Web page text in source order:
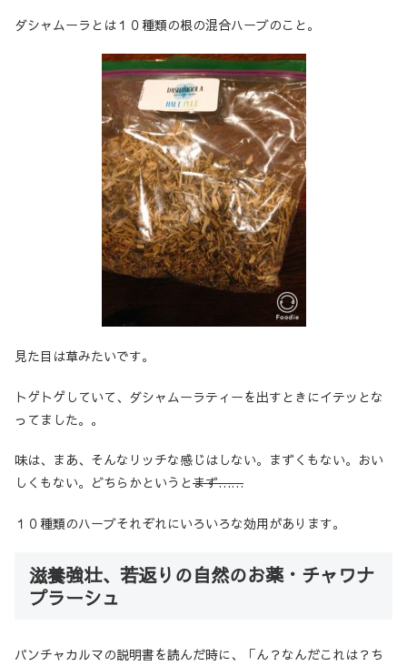
ダシャムーラとは１０種類の根の混合ハーブのこと。
見た目は草みたいです。
トゲトゲしていて、ダシャムーラティーを出すときにイテッとな
ってました。。
味は、まあ、そんなリッチな感じはしない。まずくもない。おい
しくもない。どちらかというとまず……
１０種類のハーブそれぞれにいろいろな効用があります。
滋養強壮、若返りの自然のお薬・チャワナ
プラーシュ
パンチャカルマの説明書を読んだ時に、「ん？なんだこれは？ち